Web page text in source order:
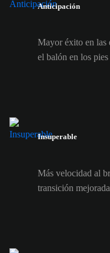
Anticipación
Mayor éxito en las
el balón en los pies
Insuperable
Más velocidad al
transición mejorada